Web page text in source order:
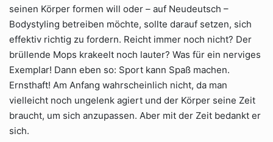
seinen Körper formen will oder – auf Neudeutsch –
Bodystyling betreiben möchte, sollte darauf setzen, sich
effektiv richtig zu fordern. Reicht immer noch nicht? Der
brüllende Mops krakeelt noch lauter? Was für ein nerviges
Exemplar! Dann eben so: Sport kann Spaß machen.
Ernsthaft! Am Anfang wahrscheinlich nicht, da man
vielleicht noch ungelenk agiert und der Körper seine Zeit
braucht, um sich anzupassen. Aber mit der Zeit bedankt er
sich.